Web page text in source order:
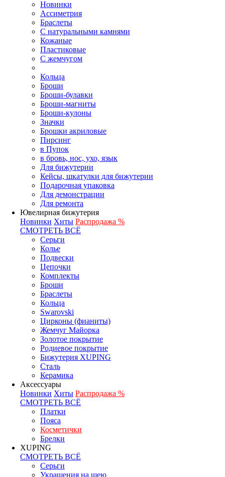
Новинки
Ассиметрия
Браслеты
С натуральными камнями
Кожаные
Пластиковые
С жемчугом
Кольца
Броши
Броши-булавки
Броши-магниты
Броши-кулоны
Значки
Брошки акриловые
Пирсинг
в Пупок
в бровь, нос, ухо, язык
Для бижутерии
Кейсы, шкатулки для бижутерии
Подарочная упаковка
Для демонстрации
Для ремонта
Ювелирная бижутерия
Новинки Хиты Распродажа %
СМОТРЕТЬ ВСЁ
Серьги
Колье
Подвески
Цепочки
Комплекты
Броши
Браслеты
Кольца
Swarovski
Цирконы (фианиты)
Жемчуг Майорка
Золотое покрытие
Родиевое покрытие
Бижутерия XUPING
Сталь
Керамика
Аксессуары
Новинки Хиты Распродажа %
СМОТРЕТЬ ВСЁ
Платки
Пояса
Косметички
Брелки
XUPING
СМОТРЕТЬ ВСЁ
Серьги
Украшения на шею